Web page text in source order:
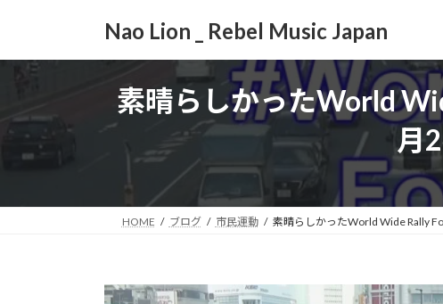
ス
プ
ン
動
Nao Lion _ Rebel Music Japan
素晴らしかったWorld
月
HOME ブログ 市民運動 素晴らしかったWorld Wide Rally